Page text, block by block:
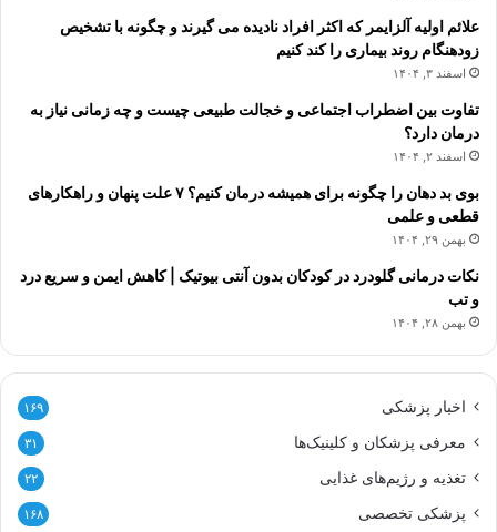
علائم اولیه آلزایمر که اکثر افراد نادیده می گیرند و چگونه با تشخیص
زودهنگام روند بیماری را کند کنیم
اسفند ۳, ۱۴۰۴
تفاوت بین اضطراب اجتماعی و خجالت طبیعی چیست و چه زمانی نیاز به
درمان دارد؟
اسفند ۲, ۱۴۰۴
بوی بد دهان را چگونه برای همیشه درمان کنیم؟ ۷ علت پنهان و راهکارهای
قطعی و علمی
بهمن ۲۹, ۱۴۰۴
نکات درمانی گلودرد در کودکان بدون آنتی بیوتیک | کاهش ایمن و سریع درد
و تب
بهمن ۲۸, ۱۴۰۴
اخبار پزشکی ۱۶۹
معرفی پزشکان و کلینیک‌ها ۳۱
تغذیه و رژیم‌های غذایی ۲۲
پزشکی تخصصی ۱۶۸